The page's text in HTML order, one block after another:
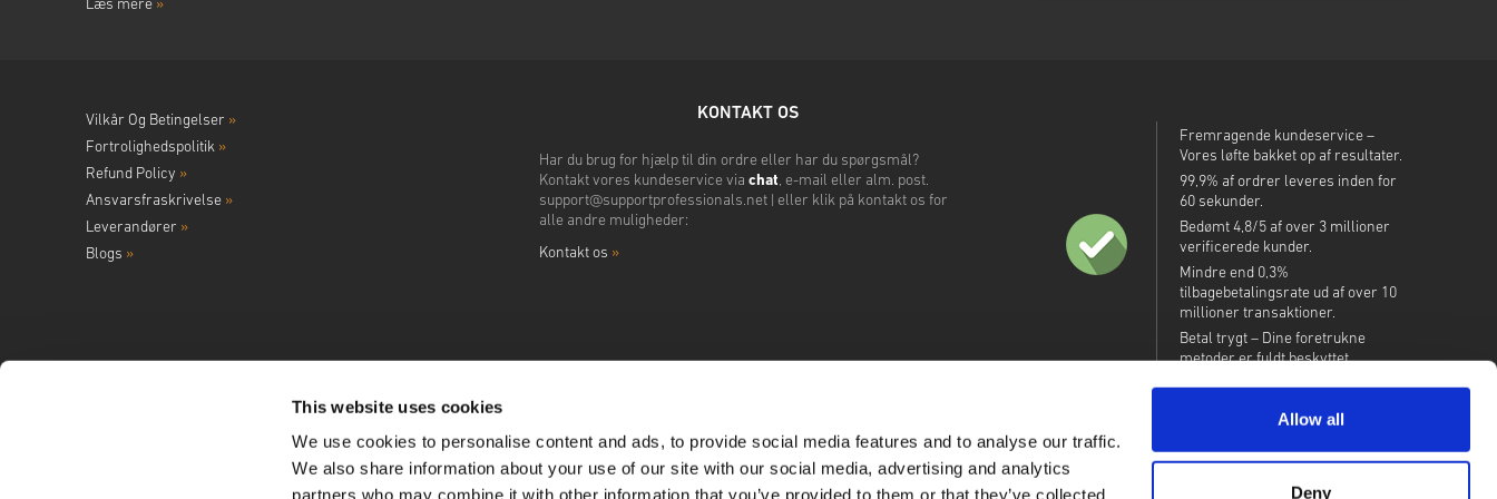
This website uses cookies
We use cookies to personalise content and ads, to provide social media features and to analyse our traffic.
We also share information about your use of our site with our social media, advertising and analytics
partners who may combine it with other information that you’ve provided to them or that they’ve collected
Allow all
Deny
Læs mere »
Vilkår Og Betingelser »
Fortrolighedspolitik »
Refund Policy »
Ansvarsfraskrivelse »
Leverandører »
Blogs »
KONTAKT OS
Har du brug for hjælp til din ordre eller har du spørgsmål?
Kontakt vores kundeservice via chat, e-mail eller alm. post.
support@supportprofessionals.net| eller klik på kontakt os for
alle andre muligheder:
Kontakt os »
Fremragende kundeservice –
Vores løfte bakket op af resultater.
99,9% af ordrer leveres inden for
60 sekunder.
Bedømt 4,8/5 af over 3 millioner
verificerede kunder.
Mindre end 0,3%
tilbagebetalingsrate ud af over 10
millioner transaktioner.
Betal trygt – Dine foretrukne
metoder er fuldt beskyttet.